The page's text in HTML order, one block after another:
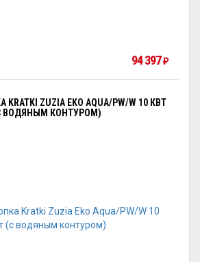
94 397₽
ZUZIA EKO AQUA/PW/W 10 КВТ
ВОДЯНЫМ КОНТУРОМ)